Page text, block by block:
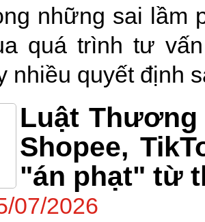
những sai lầm
quá trình tư
nhiều quyết định
Luật
Shopee,
"án phạt" từ
07/2026